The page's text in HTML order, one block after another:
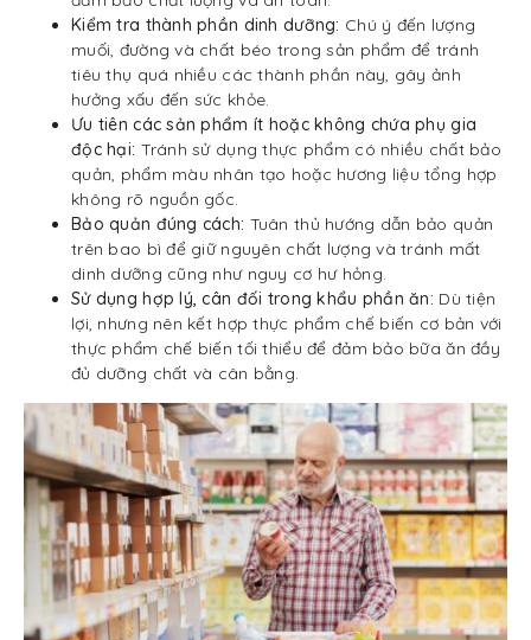
Kiểm tra thành phần dinh dưỡng: Chú ý đến lượng
muối, đường và chất béo trong sản phẩm để tránh
tiêu thụ quá nhiều các thành phần này, gây ảnh
hưởng xấu đến sức khỏe.
Ưu tiên các sản phẩm ít hoặc không chứa phụ gia
độc hại: Tránh sử dụng thực phẩm có nhiều chất bảo
quản, phẩm màu nhân tạo hoặc hương liệu tổng hợp
không rõ nguồn gốc.
Bảo quản đúng cách: Tuân thủ hướng dẫn bảo quản
trên bao bì để giữ nguyên chất lượng và tránh mất
dinh dưỡng cũng như nguy cơ hư hỏng.
Sử dụng hợp lý, cân đối trong khẩu phần ăn: Dù tiện
lợi, nhưng nên kết hợp thực phẩm chế biến cơ bản với
thực phẩm chế biến tối thiểu để đảm bảo bữa ăn đầy
đủ dưỡng chất và cân bằng.